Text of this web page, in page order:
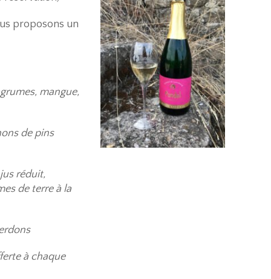
proposons un
mangue,
de pins
réduit,
de terre à la
à chaque